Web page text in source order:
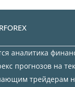
аналитика
прогнозов на
трейдерам